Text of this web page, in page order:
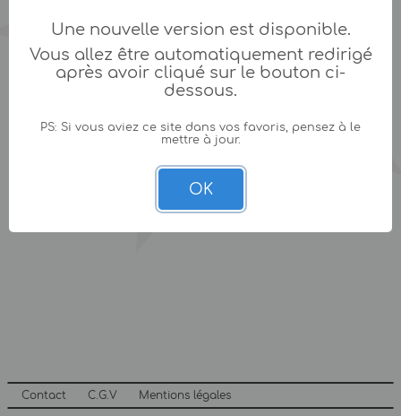
Contact C.G.V Mentions légales
Une nouvelle version est disponible.
Vous allez être automatiquement redirigé
après avoir cliqué sur le bouton ci-
dessous.
PS: Si vous aviez ce site dans vos favoris, pensez à le
mettre à jour.
OK